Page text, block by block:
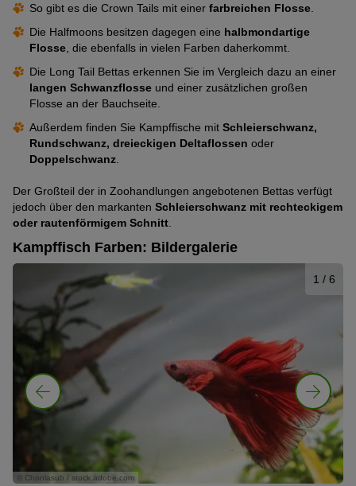
So gibt es die Crown Tails mit einer farbreichen Flosse
Die Halfmoons besitzen dagegen eine halbmondartige
Flosse , die ebenfalls in vielen Farben daherkommt.
Die Long Tail Bettas erkennen Sie im Vergleich dazu an einer
langen Schwanzflosse und einer zusätzlichen großen
Flosse an der Bauchseite.
Außerdem finden Sie Kampffische mit Schleierschwanz,
Rundschwanz, dreieckigen Deltaflossen oder
Doppelschwanz
Der Großteil der in Zoohandlungen angebotenen Bettas verfügt
jedoch über den markanten Schleierschwanz mit rechteckigem
oder rautenförmigem Schnitt
Kampffisch Farben: Bildergalerie
1 / 6
© Chonlasub / stock.adobe.com